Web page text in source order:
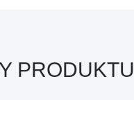
PRODUKTU